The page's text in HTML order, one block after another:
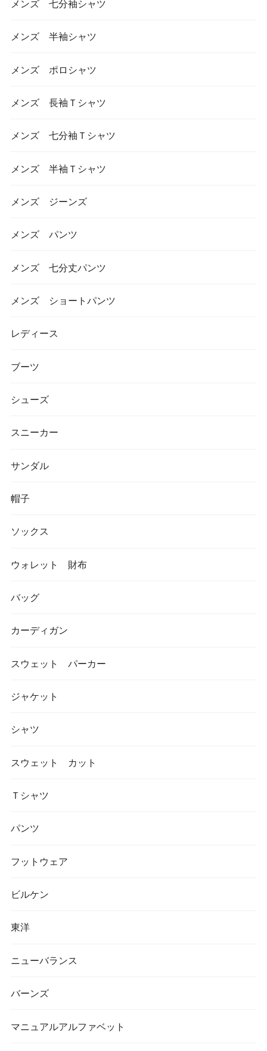
メンズ 七分袖シャツ
メンズ 半袖シャツ
メンズ ポロシャツ
メンズ 長袖Ｔシャツ
メンズ 七分袖Ｔシャツ
メンズ 半袖Ｔシャツ
メンズ ジーンズ
メンズ パンツ
メンズ 七分丈パンツ
メンズ ショートパンツ
レディース
ブーツ
シューズ
スニーカー
サンダル
帽子
ソックス
ウォレット 財布
バッグ
カーディガン
スウェット パーカー
ジャケット
シャツ
スウェット カット
Ｔシャツ
パンツ
フットウェア
ビルケン
東洋
ニューバランス
バーンズ
マニュアルアルファベット